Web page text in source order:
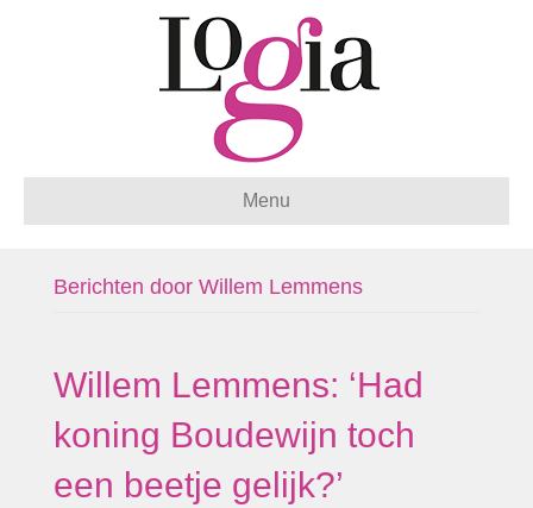
Menu
Berichten door Willem Lemmens
Willem Lemmens: ‘Had
koning Boudewijn toch
een beetje gelijk?’